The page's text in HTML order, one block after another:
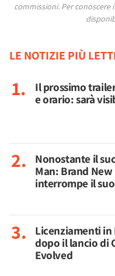
commissioni. Per conoscere
LE NOTIZIE PIÙ
Il prossimo
e orario: sarà
Nonostante il
Man: Brand
interrompe il
Licenziamenti in
dopo il lancio di
Evolved